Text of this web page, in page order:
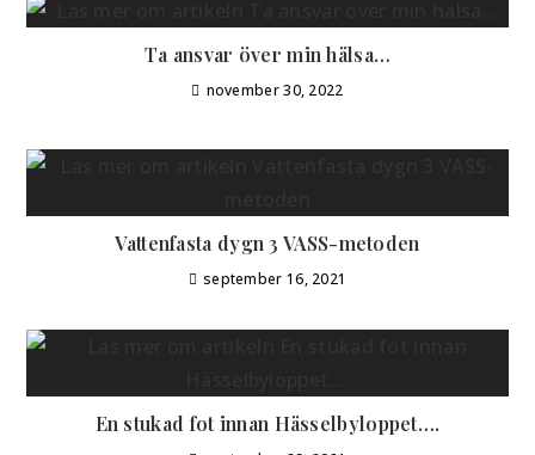
Ta ansvar över min hälsa…
november 30, 2022
Vattenfasta dygn 3 VASS-metoden
september 16, 2021
En stukad fot innan Hässelbyloppet….